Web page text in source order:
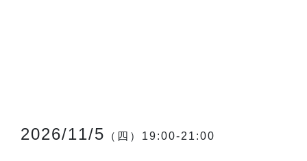
2026/11/5 （四）19:00-21:00